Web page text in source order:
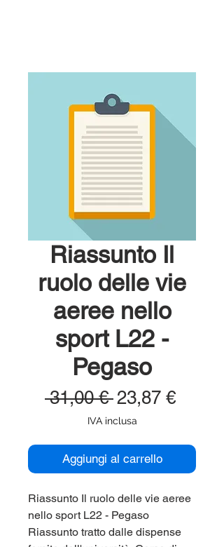
Riassunto Il
ruolo delle vie
aeree nello
sport L22 -
Pegaso
31,00 € Prezzo
regolare
23,87 €Prezzo
IVA inclusa
Aggiungi al carrello
Riassunto Il ruolo delle vie aeree
nello sport L22 - Pegaso
Riassunto tratto dalle dispense